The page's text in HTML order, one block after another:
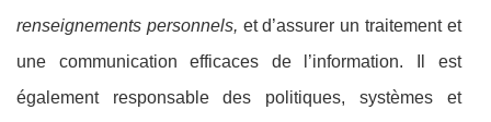
renseignements personnels, et d’assurer un traitement et
une communication efficaces de l’information. Il est
également responsable des politiques, systèmes et